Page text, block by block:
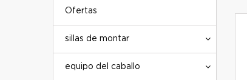
Ofertas
sillas de montar
equipo del caballo